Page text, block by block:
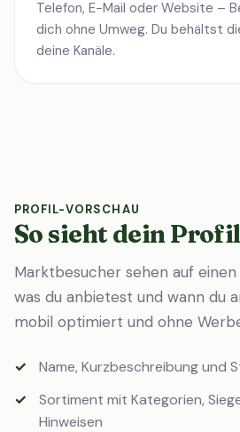
Telefon, E-Mail oder Website –
dich ohne Umweg. Du behältst
deine Kanäle.
PROFIL-VORSCHAU
So sieht dein
Marktbesucher sehen auf
was du anbietest und wann du
mobil optimiert und ohne
Name, Kurzbeschreibung und
Sortiment mit Kategorien,
Hinweisen